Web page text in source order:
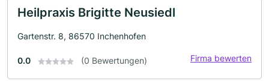
Heilpraxis Brigitte Neusiedl
Gartenstr. 8, 86570 Inchenhofen
0.0 (0 Bewertungen) Firma bewerten